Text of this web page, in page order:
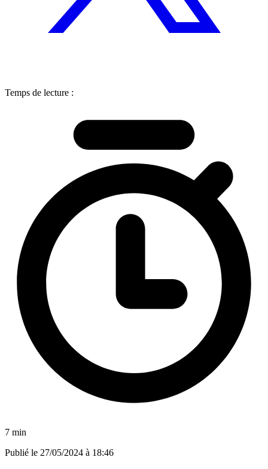
Temps de lecture :
7 min
Publié le 27/05/2024 à 18:46